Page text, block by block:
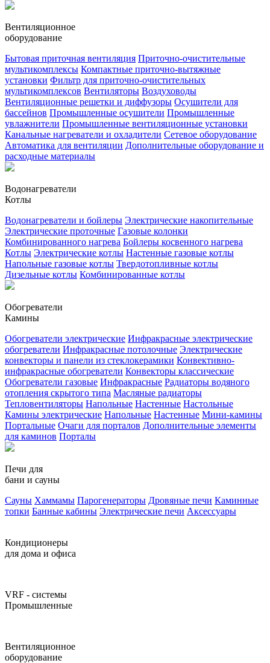
Вентиляционное
оборудование
Бытовая приточная вентиляция Приточно-очистительные
мультикомплексы Компактные приточно-вытяжные
установки Фильтр для приточно-очистительных
мультикомплексов Вентиляторы Воздуховоды
Вентиляционные решетки и диффузоры Осушители для
бассейнов Промышленные осушители Промышленные
увлажнители Промышленные вентиляционные установки
Канальные нагреватели и охладители Сетевое оборудование
Автоматика для вентиляции Дополнительные оборудование и
расходные материалы
Водонагреватели
Котлы
Водонагреватели и бойлеры Электрические накопительные
Электрические проточные Газовые колонки
Комбинированного нагрева Бойлеры косвенного нагрева
Котлы Электрические котлы Настенные газовые котлы
Напольные газовые котлы Твердотопливные котлы
Дизельные котлы Комбинированные котлы
Обогреватели
Камины
Обогреватели электрические Инфракрасные электрические
обогреватели Инфракрасные потолочные Электрические
конвекторы и панели из стеклокерамики Конвективно-
инфракрасные обогреватели Конвекторы классические
Обогреватели газовые Инфракрасные Радиаторы водяного
отопления скрытого типа Масляные радиаторы
Тепловентиляторы Напольные Настенные Настольные
Камины электрические Напольные Настенные Мини-камины
Портальные Очаги для порталов Дополнительные элементы
для каминов Порталы
Печи для
бани и сауны
Сауны Хаммамы Парогенераторы Дровяные печи Каминные
топки Банные кабины Электрические печи Аксессуары
Кондиционеры
для дома и офиса
VRF - системы
Промышленные
Вентиляционное
оборудование